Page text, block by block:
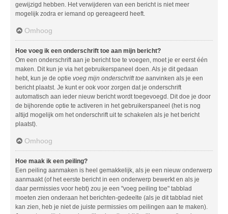
gewijzigd hebben. Het verwijderen van een bericht is niet meer
mogelijk zodra er iemand op gereageerd heeft.
Omhoog
Hoe voeg ik een onderschrift toe aan mijn bericht?
Om een onderschrift aan je bericht toe te voegen, moet je er eerst één
maken. Dit kun je via het gebruikerspaneel doen. Als je dit gedaan
hebt, kun je de optie voeg mijn onderschrift toe aanvinken als je een
bericht plaatst. Je kunt er ook voor zorgen dat je onderschrift
automatisch aan ieder nieuw bericht wordt toegevoegd. Dit doe je door
de bijhorende optie te activeren in het gebruikerspaneel (het is nog
altijd mogelijk om het onderschrift uit te schakelen als je het bericht
plaatst).
Omhoog
Hoe maak ik een peiling?
Een peiling aanmaken is heel gemakkelijk, als je een nieuw onderwerp
aanmaakt (of het eerste bericht in een onderwerp bewerkt en als je
daar permissies voor hebt) zou je een "voeg peiling toe" tabblad
moeten zien onderaan het berichten-gedeelte (als je dit tabblad niet
kan zien, heb je niet de juiste permissies om peilingen aan te maken).